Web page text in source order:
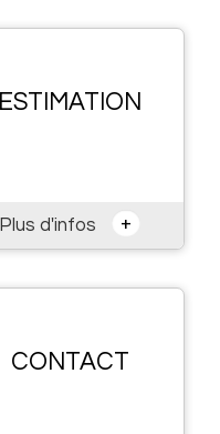
ESTIMATION
Plus d'infos +
CONTACT